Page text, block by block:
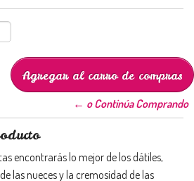
← o Continúa Comprando
encontrarás lo mejor de los dátiles,
las nueces y la cremosidad de las